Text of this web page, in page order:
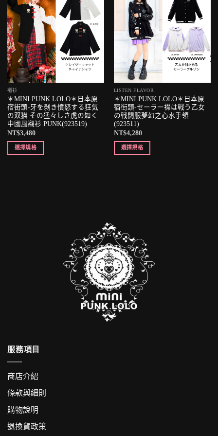
襯衫
＊MINI PUNK LOLO＊日本原
宿街頭-牙を剥き憤怒する狂気
の双猫 その猛々しさ虎の如く
中國風襯衫 PUNK(923519)
NT$3,480
選擇規格
LISTEN FLAVOR
＊MINI PUNK LOLO＊日本原
宿街頭-セーラー襟は戦う乙女
の戦闘服夢幻之心水手領
(923511)
NT$4,280
選擇規格
服務項目
商店介紹
條款與細則
購物說明
退換貨政策